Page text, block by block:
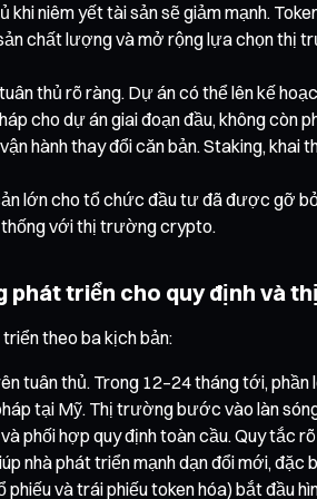
khi niêm yết tài sản sẽ giảm mạnh.
chất lượng và mở rộng lựa chọn thị
thủ rõ ràng. Dự án có thể lên kế
cho dự án giai đoạn đầu, không còn
hành thay đổi căn bản. Staking, khai
lớn cho tổ chức đầu tư đã được gỡ
với thị trường crypto.
phát triển cho quy định và
theo ba kịch bản:
tuân thủ. Trong 12–24 tháng tới,
tại Mỹ. Thị trường bước vào làn
phối hợp quy định toàn cầu. Quy tắc
nhà phát triển mạnh dạn đổi mới,
và trái phiếu token hóa) bắt đầu